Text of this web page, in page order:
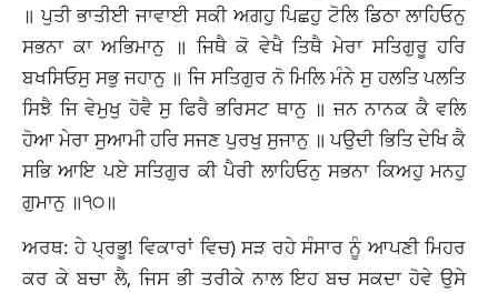
॥ ਪੁਤੀ ਭਾਤੀਈ ਜਾਵਾਈ ਸਕੀ ਅਗਹੁ ਪਿਛਹੁ ਟੋਲਿ ਡਿਠਾ ਲਾਹਿਓਨੁ
ਸਭਨਾ ਕਾ ਅਭਿਮਾਨੁ ॥ ਜਿਥੈ ਕੋ ਵੇਖੈ ਤਿਥੈ ਮੇਰਾ ਸਤਿਗੁਰੂ ਹਰਿ
ਬਖਸਿਓਸੁ ਸਭੁ ਜਹਾਨੁ ॥ ਜਿ ਸਤਿਗੁਰ ਨੋ ਮਿਲਿ ਮੰਨੇ ਸੁ ਹਲਤਿ ਪਲਤਿ
ਸਿਝੈ ਜਿ ਵੇਮੁਖੁ ਹੋਵੈ ਸੁ ਫਿਰੈ ਭਰਿਸਟ ਥਾਨੁ ॥ ਜਨ ਨਾਨਕ ਕੈ ਵਲਿ
ਹੋਆ ਮੇਰਾ ਸੁਆਮੀ ਹਰਿ ਸਜਣ ਪੁਰਖੁ ਸੁਜਾਨੁ ॥ ਪਉਦੀ ਭਿਤਿ ਦੇਖਿ ਕੈ
ਸਭਿ ਆਇ ਪਏ ਸਤਿਗੁਰ ਕੀ ਪੈਰੀ ਲਾਹਿਓਨੁ ਸਭਨਾ ਕਿਅਹੁ ਮਨਹੁ
ਗੁਮਾਨੁ ॥੧੦॥
ਅਰਥ: ਹੇ ਪ੍ਰਭੂ! ਵਿਕਾਰਾਂ ਵਿਚ) ਸੜ ਰਹੇ ਸੰਸਾਰ ਨੂੰ ਆਪਣੀ ਮਿਹਰ
ਕਰ ਕੇ ਬਚਾ ਲੈ, ਜਿਸ ਭੀ ਤਰੀਕੇ ਨਾਲ ਇਹ ਬਚ ਸਕਦਾ ਹੋਵੇ ਉਸੇ